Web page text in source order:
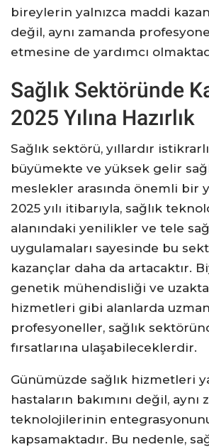
bireylerin yalnızca maddi
değil, aynı zamanda
etmesine de yardımcı
Sağlık Sektöründe
2025 Yılına Hazırlık
Sağlık sektörü, yıllardır
büyümekte ve yüksek gelir
meslekler arasında önemli bir
2025 yılı itibarıyla, sağlık
alanındaki yenilikler ve tele
uygulamaları sayesinde bu
kazançlar daha da artacaktır.
genetik mühendisliği ve
hizmetleri gibi alanlarda
profesyoneller, sağlık
fırsatlarına ulaşabileceklerdir.
Günümüzde sağlık hizmetleri
hastaların bakımını değil, aynı
teknolojilerinin
kapsamaktadır. Bu nedenle,